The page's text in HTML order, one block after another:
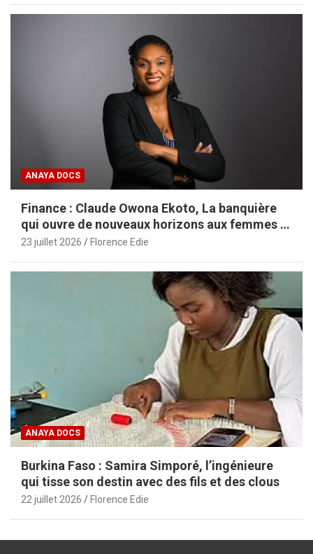
ANAYA DOCS
Finance : Claude Owona Ekoto, La banquière
qui ouvre de nouveaux horizons aux femmes et
aux PME africaines
23 juillet 2026 Florence Edie
ANAYA DOCS
Burkina Faso : Samira Simporé, l’ingénieure
qui tisse son destin avec des fils et des clous
22 juillet 2026 Florence Edie